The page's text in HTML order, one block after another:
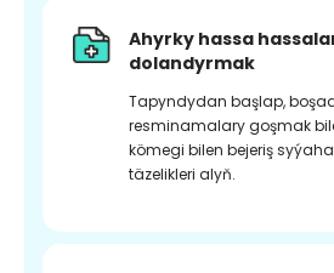
Ahyrky hassa
dolandyrmak
Tapyndydan başlap,
resminamalary goşmak
kömegi bilen bejeriş
täzelikleri alyň.